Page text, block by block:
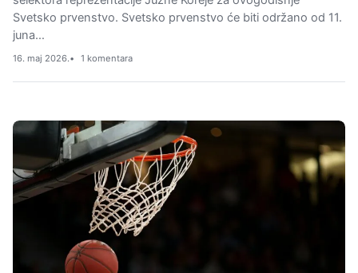
Svetsko prvenstvo. Svetsko prvenstvo će biti održano od 11.
juna…
16. maj 2026. 1 komentara